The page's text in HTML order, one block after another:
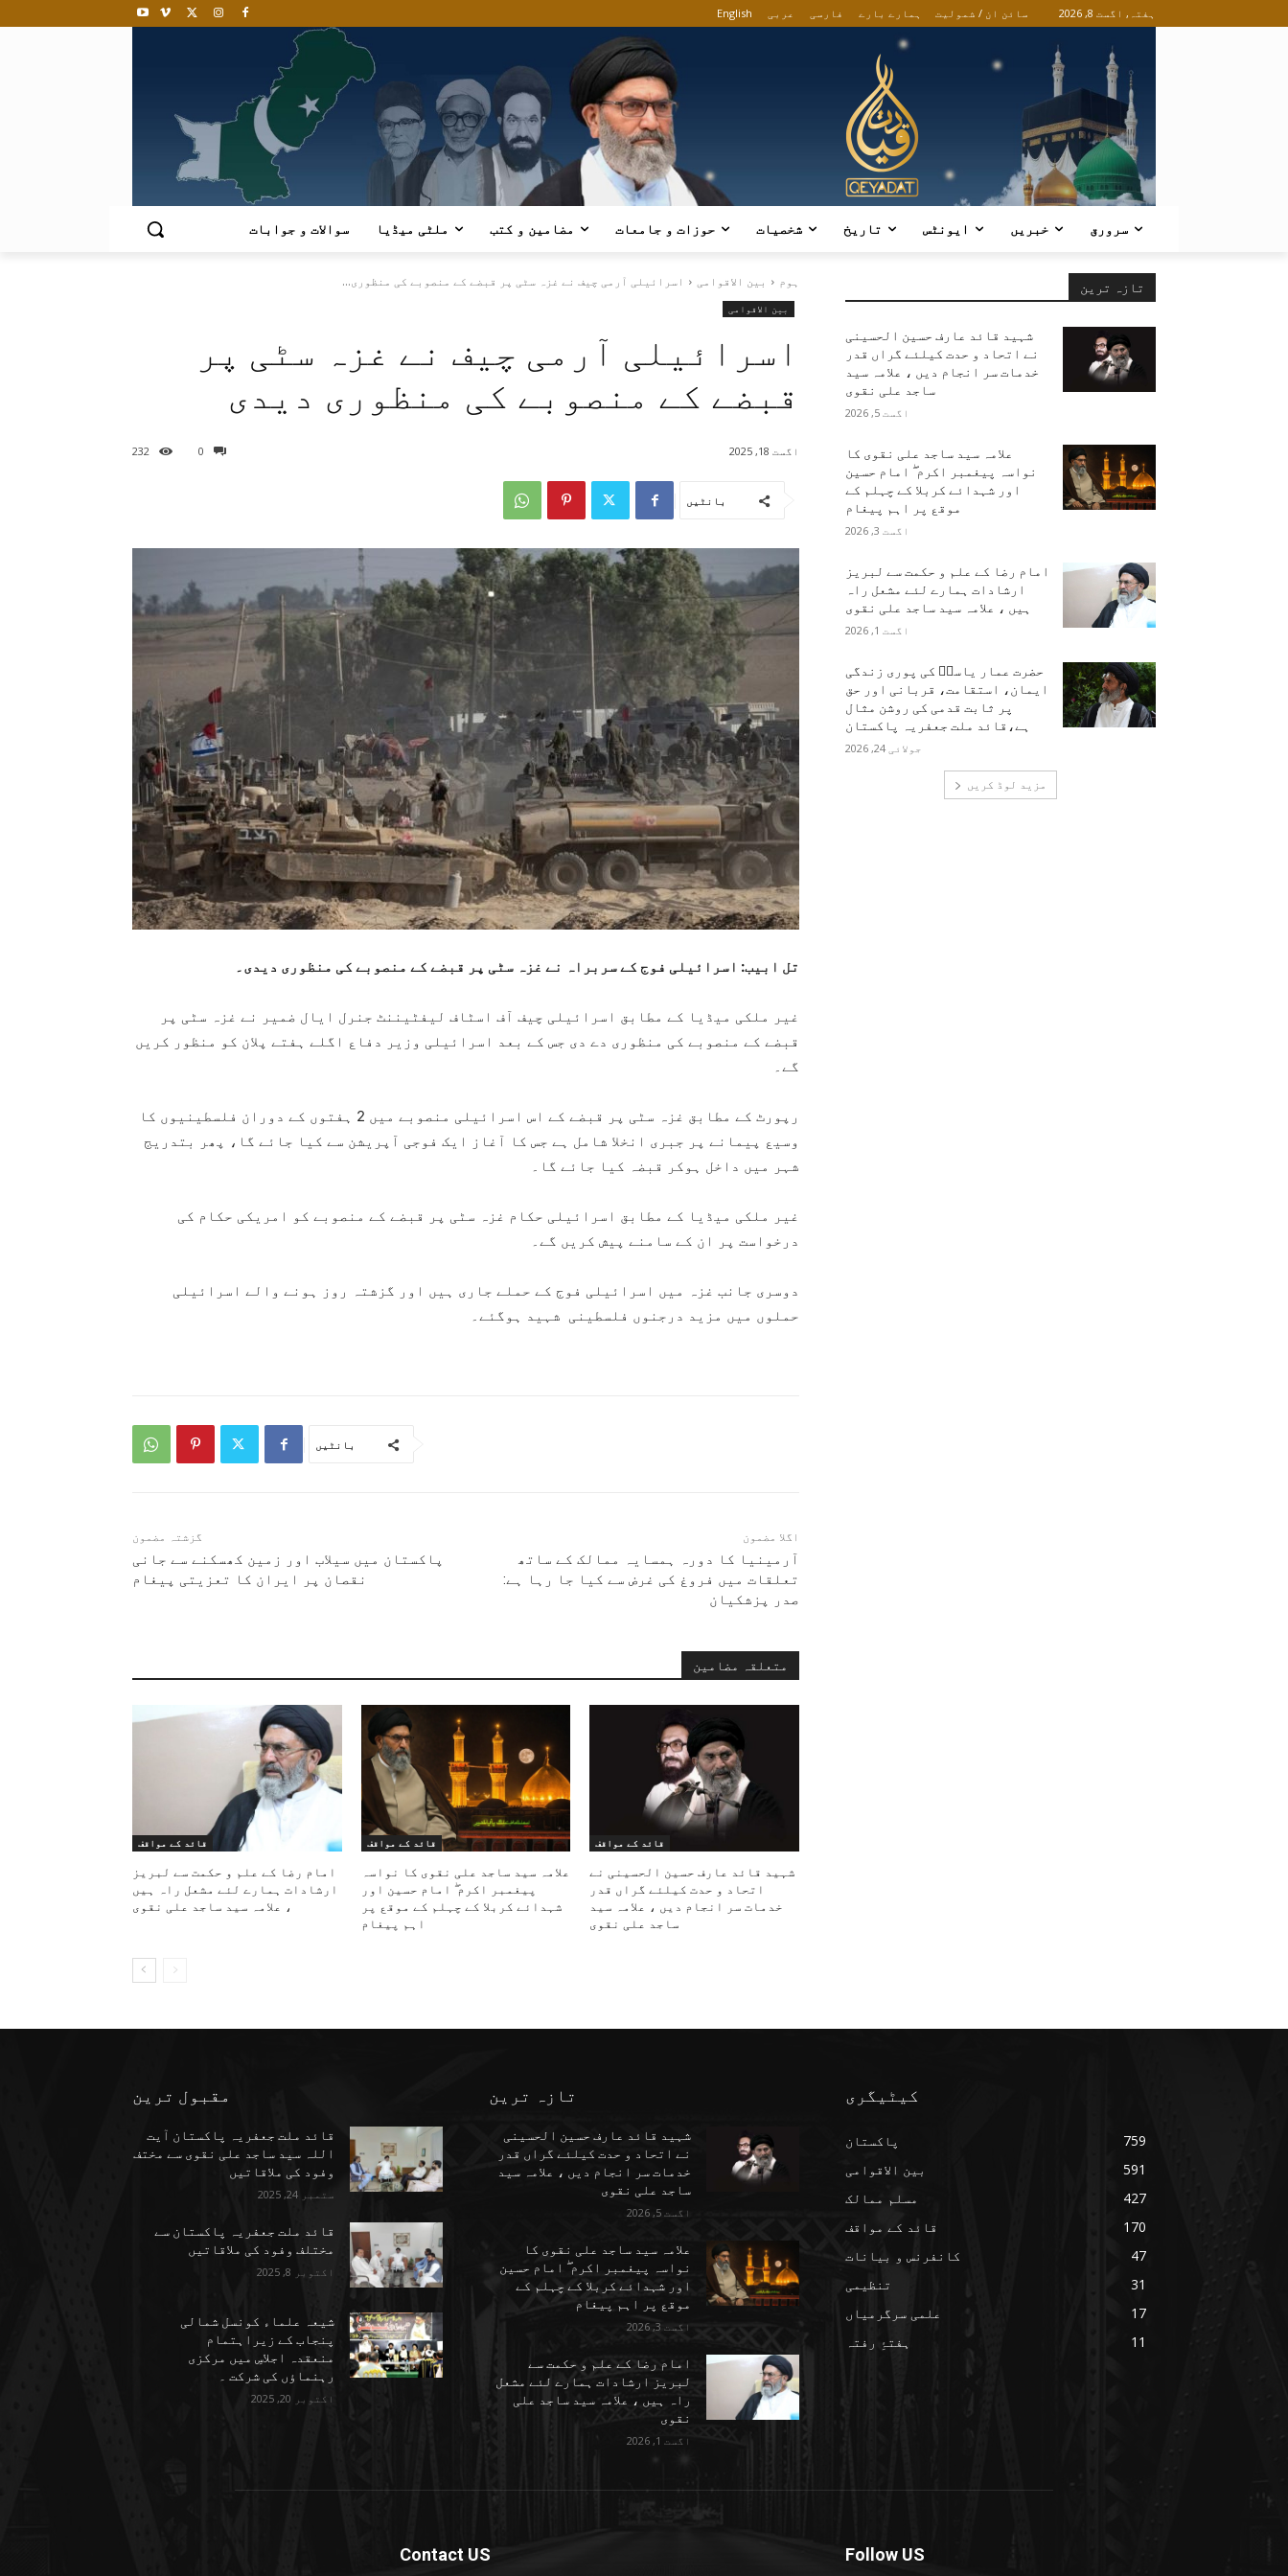
ہفتہ, اگست 8, 2026 سائن ان / شمولیت English عربی فارسی ہمارے بارے
سرورق خبریں ایونٹس تاریخ شخصیات حوزات و جامعات مضامین و کتب ملٹی میڈیا سوالات و جوابات
ہوم بین الاقوامی اسرائیلی آرمی چیف نے غزہ سٹی پر قبضے کے منصوبے کی منظوری...
بین الاقوامی
اسرائیلی آرمی چیف نے غزہ سٹی پر
قبضے کے منصوبے کی منظوری دیدی
0
232 اگست 18, 2025
بانٹیں
تل ابیب: اسرائیلی فوج کے سربراہ نے غزہ سٹی پر قبضے کے منصوبے کی منظوری دیدی۔
غیر ملکی میڈیا کے مطابق اسرائیلی چیف آف اسٹاف لیفٹیننٹ جنرل ایال ضمیر نے غزہ سٹی پر
قبضے کے منصوبے کی منظوری دے دی جس کے بعد اسرائیلی وزیر دفاع اگلے ہفتے پلان کو منظور کریں
گے۔
رپورٹ کے مطابق غزہ سٹی پر قبضے کے اس اسرائیلی منصوبے میں 2 ہفتوں کے دوران فلسطینیوں کا
وسیع پیمانے پر جبری انخلا شامل ہے جس کا آغاز ایک فوجی آپریشن سے کیا جائے گا، پھر بتدریج
شہر میں داخل ہوکر قبضہ کیا جائے گا۔
غیر ملکی میڈیا کے مطابق اسرائیلی حکام غزہ سٹی پر قبضے کے منصوبے کو امریکی حکام کی
درخواست پر ان کے سامنے پیش کریں گے۔
دوسری جانب غزہ میں اسرائیلی فوج کے حملے جاری ہیں اور گزشتہ روز ہونے والے اسرائیلی
حملوں میں مزید درجنوں فلسطینی شہید ہوگئے۔
بانٹیں
گزشتہ مضمون
پاکستان میں سیلاب اور زمین کھسکنے سے جانی
نقصان پر ایران کا تعزیتی پیغام
اگلا مضمون
آرمینیا کا دورہ ہمسایہ ممالک کے ساتھ
تعلقات میں فروغ کی غرض سے کیا جا رہا ہے:
صدر پزشکیان
متعلقہ مضامین
قائد کے مواقف
شہید قائد عارف حسین الحسینی نے
اتحاد و حدت کیلئے گراں قدر
خدمات سر انجام دیں ، علامہ سید
ساجد علی نقوی
قائد کے مواقف
علامہ سید ساجد علی نقوی کا نواسہ
پیغمبر اکرم ۖ امام حسین اور
شہدائے کربلا کے چہلم کے موقع پر
اہم پیغام
قائد کے مواقف
امام رضا کے علم و حکمت سے لبریز
ارشادات ہمارے لئے مشعل راہ ہیں
، علامہ سید ساجد علی نقوی
تازہ ترین
شہید قائد عارف حسین الحسینی
نے اتحاد و حدت کیلئے گراں قدر
خدمات سر انجام دیں ، علامہ سید
ساجد علی نقوی
اگست 5, 2026
علامہ سید ساجد علی نقوی کا
نواسہ پیغمبر اکرم ۖ امام حسین
اور شہدائے کربلا کے چہلم کے
موقع پر اہم پیغام
اگست 3, 2026
امام رضا کے علم و حکمت سے لبریز
ارشادات ہمارے لئے مشعل راہ
ہیں ، علامہ سید ساجد علی نقوی
اگست 1, 2026
حضرت عمار یاسرؑ کی پوری زندگی
ایمان، استقامت، قربانی اور حق
پر ثابت قدمی کی روشن مثال
ہے،قائد ملت جعفریہ پاکستان
جولائی 24, 2026
مزید لوڈ کریں
مقبول ترین
قائد ملت جعفریہ پاکستان آیت
اللہ سید ساجد علی نقوی سے مختف
وفود کی ملاقاتیں
ستمبر 24, 2025
قائد ملت جعفریہ پاکستان سے
مختلف وفود کی ملاقاتیں
اکتوبر 8, 2025
شیعہ علماء کونسل شمالی
پنجاب کے زیراہتمام
منعقدہ اجلاسِ میں مرکزی
رہنماؤں کی شرکت ۔
اکتوبر 20, 2025
تازہ ترین
شہید قائد عارف حسین الحسینی
نے اتحاد و حدت کیلئے گراں قدر
خدمات سر انجام دیں ، علامہ سید
ساجد علی نقوی
اگست 5, 2026
علامہ سید ساجد علی نقوی کا
نواسہ پیغمبر اکرم ۖ امام حسین
اور شہدائے کربلا کے چہلم کے
موقع پر اہم پیغام
اگست 3, 2026
امام رضا کے علم و حکمت سے
لبریز ارشادات ہمارے لئے مشعل
راہ ہیں ، علامہ سید ساجد علی
نقوی
اگست 1, 2026
کیٹیگری
پاکستان
759
بین الاقوامی
591
مسلم ممالک
427
قائد کے مواقف
170
کانفرنس و بیانات
47
تنظیمی
31
علمی سرگرمیاں
17
ہفتۂِ رفتہ
11
Contact US Follow US